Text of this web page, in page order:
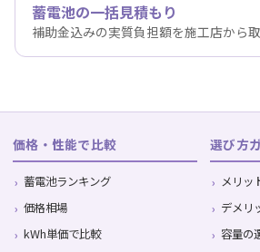
蓄電池の一括見積もり
補助金込みの実質負担額を施工店から取
価格・性能で比較
蓄電池ランキング
価格相場
kWh単価で比較
選び方
メリッ
デメリ
容量の